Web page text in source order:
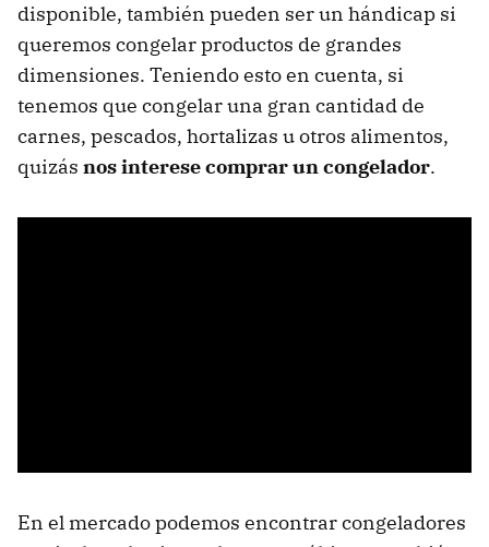
disponible, también pueden ser un hándicap si
queremos congelar productos de grandes
dimensiones. Teniendo esto en cuenta, si
tenemos que congelar una gran cantidad de
carnes, pescados, hortalizas u otros alimentos,
quizás nos interese comprar un congelador.
En el mercado podemos encontrar congeladores